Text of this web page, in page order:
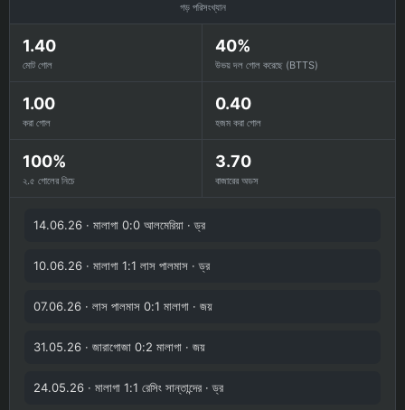
গড় পরিসংখ্যান
1.40
মোট গোল
40%
উভয় দল গোল করেছে (BTTS)
1.00
করা গোল
0.40
হজম করা গোল
100%
২.৫ গোলের নিচে
3.70
বাজারের অডস
14.06.26 · মালাগা 0:0 আলমেরিয়া · ড্র
10.06.26 · মালাগা 1:1 লাস পালমাস · ড্র
07.06.26 · লাস পালমাস 0:1 মালাগা · জয়
31.05.26 · জারাগোজা 0:2 মালাগা · জয়
24.05.26 · মালাগা 1:1 রেসিং সান্তান্দের · ড্র